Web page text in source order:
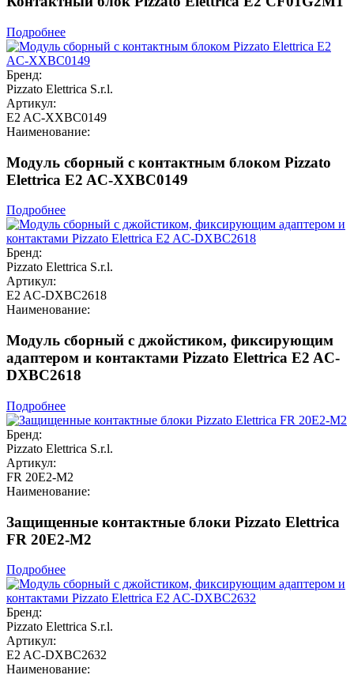
Подробнее
Бренд:
Pizzato Elettrica S.r.l.
Артикул:
E2 AC-XXBC0149
Наименование:
Модуль сборный с контактным блоком Pizzato
Elettrica E2 AC-XXBC0149
Подробнее
Бренд:
Pizzato Elettrica S.r.l.
Артикул:
E2 AC-DXBC2618
Наименование:
Модуль сборный с джойстиком, фиксирующим
адаптером и контактами Pizzato Elettrica E2 AC-
DXBC2618
Подробнее
Бренд:
Pizzato Elettrica S.r.l.
Артикул:
FR 20E2-M2
Наименование:
Защищенные контактные блоки Pizzato Elettrica
FR 20E2-M2
Подробнее
Бренд:
Pizzato Elettrica S.r.l.
Артикул:
E2 AC-DXBC2632
Наименование: